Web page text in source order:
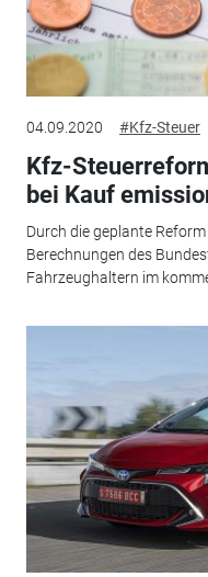
04.09.2020 #Kfz-Steuer
Kfz-
bei Kauf
Durch die geplante
Berechnungen des
Fahrzeughaltern im